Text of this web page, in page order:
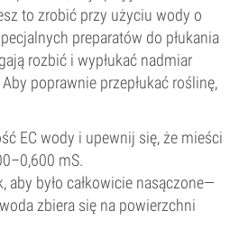
to zrobić przy użyciu wody o
preparatów do płukania
rozbić i wypłukać nadmiar
poprawnie przepłukać roślinę,
EC wody i upewnij się, że mieści
mS.
aby było całkowicie nasączone—
zbiera się na powierzchni